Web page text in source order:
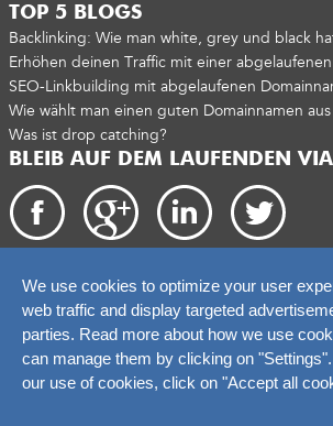
TOP 5 BLOGS
Backlinking: Wie man white, grey und black
Erhöhen deinen Traffic mit einer
SEO-Linkbuilding mit abgelaufenen
Wie wählt man einen guten Domainnamen aus
Was ist drop catching?
BLEIB AUF DEM LAUFENDEN VIA
Copyright 2026. catchtiger.com
We use cookies to optimize your user
web traffic and display targeted
parties. Read more about how we use
can manage them by clicking on
our use of cookies, click on "Accept all